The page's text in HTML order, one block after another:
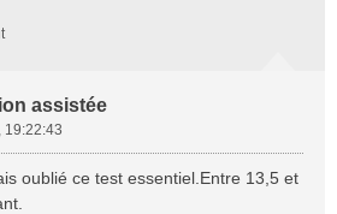
assistée
19:22:43
oublié ce test essentiel.Entre 13,5 et